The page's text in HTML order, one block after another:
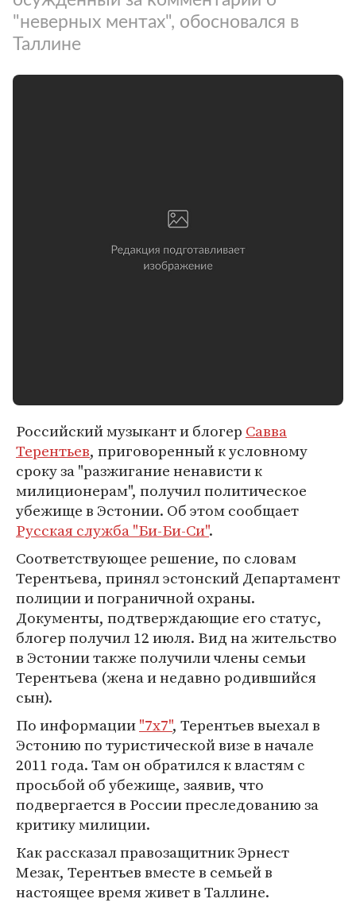
"неверных ментах", обосновался в
Таллине
Российский музыкант и блогер Савва
Терентьев, приговоренный к условному
сроку за "разжигание ненависти к
милиционерам", получил политическое
убежище в Эстонии. Об этом сообщает
Русская служба "Би-Би-Си".
Соответствующее решение, по словам
Терентьева, принял эстонский Департамент
полиции и пограничной охраны.
Документы, подтверждающие его статус,
блогер получил 12 июля. Вид на жительство
в Эстонии также получили члены семьи
Терентьева (жена и недавно родившийся
сын).
По информации"7x7", Терентьев выехал в
Эстонию по туристической визе в начале
2011 года. Там он обратился к властям с
просьбой об убежище, заявив, что
подвергается в России преследованию за
критику милиции.
Как рассказал правозащитник Эрнест
Мезак, Терентьев вместе в семьей в
настоящее время живет в Таллине.